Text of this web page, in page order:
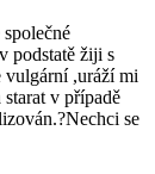
podstatě žiji s
vulgární ,uráží mi
starat v případě
se